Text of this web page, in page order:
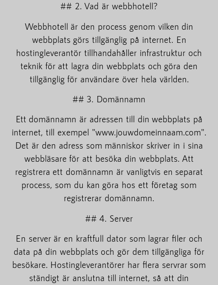
## 2. Vad är webbhotell?
Webbhotell är den process genom vilken din
webbplats görs tillgänglig på internet. En
hostingleverantör tillhandahåller infrastruktur och
teknik för att lagra din webbplats och göra den
tillgänglig för användare över hela världen.
## 3. Domännamn
Ett domännamn är adressen till din webbplats på
internet, till exempel "www.jouwdomeinnaam.com".
Det är den adress som människor skriver in i sina
webbläsare för att besöka din webbplats. Att
registrera ett domännamn är vanligtvis en separat
process, som du kan göra hos ett företag som
registrerar domännamn.
## 4. Server
En server är en kraftfull dator som lagrar filer och
data på din webbplats och gör dem tillgängliga för
besökare. Hostingleverantörer har flera servrar som
ständigt är anslutna till internet, så att din